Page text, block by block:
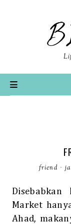
friend ·
Disebabkan
Market
Ahad,